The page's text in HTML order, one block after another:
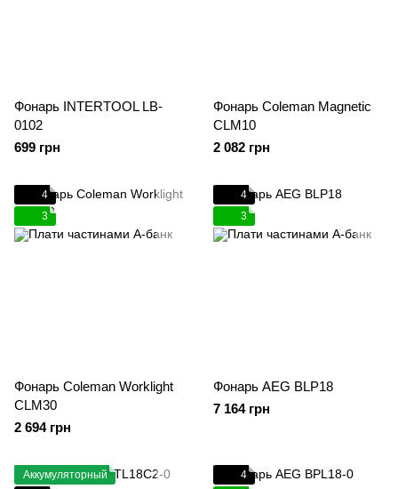
Фонарь INTERTOOL LB-
0102
699 грн
Фонарь Coleman Magnetic
CLM10
2 082 грн
4
3
Фонарь Coleman Worklight
CLM30
2 694 грн
4
3
Фонарь AEG BLP18
7 164 грн
Аккумуляторный
4